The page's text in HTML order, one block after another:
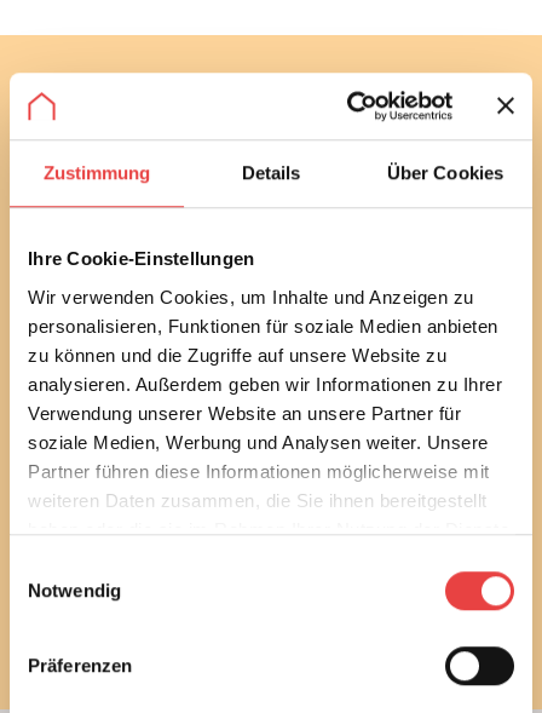
Zustimmung Details Über Cookies
Ihre Cookie-Einstellungen
Wir verwenden Cookies, um Inhalte und Anzeigen zu
personalisieren, Funktionen für soziale Medien anbieten
zu können und die Zugriffe auf unsere Website zu
analysieren. Außerdem geben wir Informationen zu Ihrer
Verwendung unserer Website an unsere Partner für
soziale Medien, Werbung und Analysen weiter. Unsere
Partner führen diese Informationen möglicherweise mit
weiteren Daten zusammen, die Sie ihnen bereitgestellt
haben oder die sie im Rahmen Ihrer Nutzung der Dienste
Notwendig
Präferenzen
Abonnieren Sie jetzt unseren
kostenlosen Newsletter
Mit unserem monatlichen Newsletter bleiben Sie bei
bautechnischen und baurechtlichen
Entwicklungen des Vereins.
Sie können diesen Service in jedem Newsletter wieder
abbestellen.
Ich habe dieDatenschutzbestimmungen gelesen
und stimme diesen zu.
E-Mail